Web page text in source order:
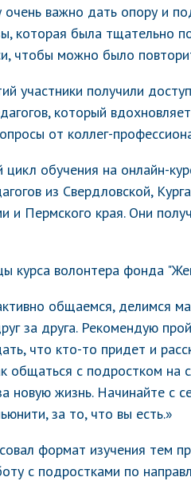
очень важно дать опору и
которая была тщательно
чтобы можно было
участники получили
который
от коллег-
обучения на онлайн-
из Свердловской,
и Пермского края. Они
курса волонтера фонда
общаемся, делимся
за друга. Рекомендую
что кто-то придет и
общаться с подростком на
новую жизнь. Начинайте с
за то, что вы есть.»
формат изучения тем
с подростками по